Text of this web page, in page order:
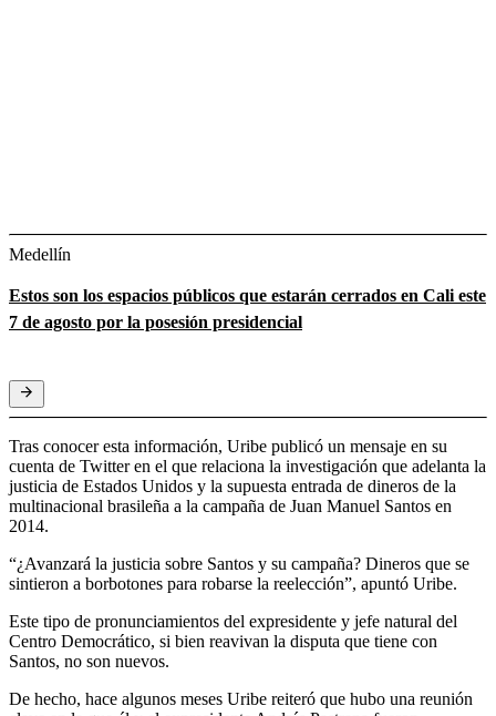
Medellín
Estos son los espacios públicos que estarán cerrados en Cali este
7 de agosto por la posesión presidencial
Tras conocer esta información, Uribe publicó un mensaje en su
cuenta de Twitter en el que relaciona la investigación que adelanta la
justicia de Estados Unidos y la supuesta entrada de dineros de la
multinacional brasileña a la campaña de Juan Manuel Santos en
2014.
“¿Avanzará la justicia sobre Santos y su campaña? Dineros que se
sintieron a borbotones para robarse la reelección”, apuntó Uribe.
Este tipo de pronunciamientos del expresidente y jefe natural del
Centro Democrático, si bien reavivan la disputa que tiene con
Santos, no son nuevos.
De hecho, hace algunos meses Uribe reiteró que hubo una reunión